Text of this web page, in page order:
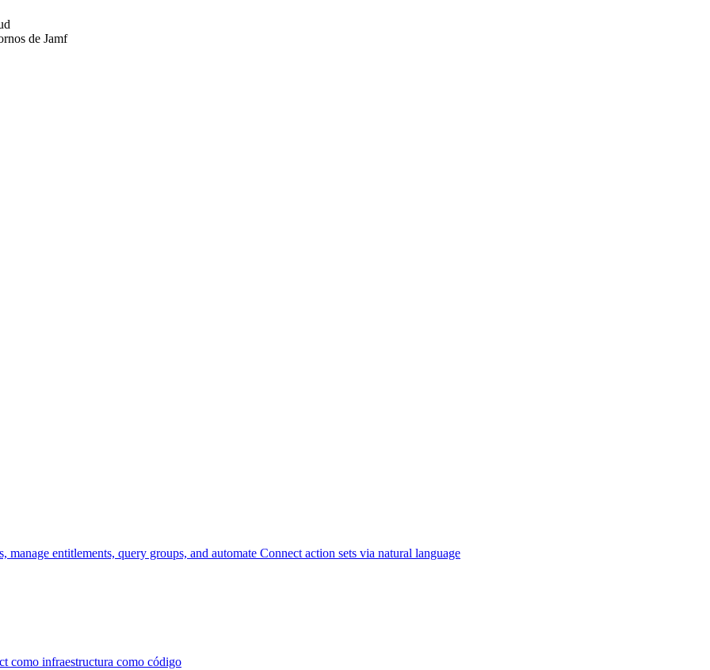
de Jamf
entitlements, query groups, and automate Connect action sets via natural language
como infraestructura como código